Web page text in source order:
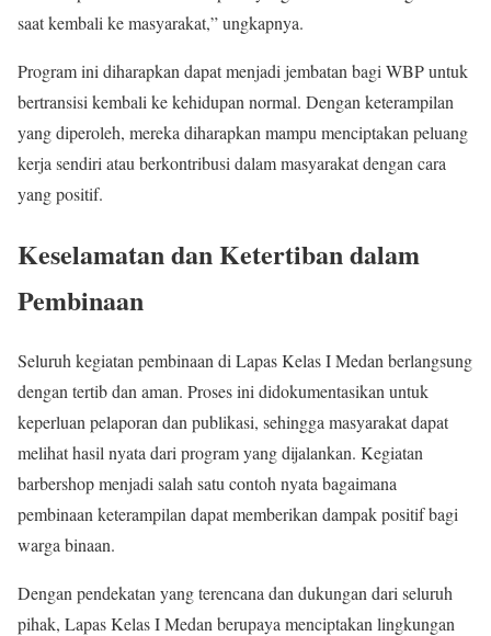
saat kembali ke masyarakat,” ungkapnya.
Program ini diharapkan dapat menjadi jembatan bagi WBP untuk
bertransisi kembali ke kehidupan normal. Dengan keterampilan
yang diperoleh, mereka diharapkan mampu menciptakan peluang
kerja sendiri atau berkontribusi dalam masyarakat dengan cara
yang positif.
Keselamatan dan Ketertiban dalam
Pembinaan
Seluruh kegiatan pembinaan di Lapas Kelas I Medan berlangsung
dengan tertib dan aman. Proses ini didokumentasikan untuk
keperluan pelaporan dan publikasi, sehingga masyarakat dapat
melihat hasil nyata dari program yang dijalankan. Kegiatan
barbershop menjadi salah satu contoh nyata bagaimana
pembinaan keterampilan dapat memberikan dampak positif bagi
warga binaan.
Dengan pendekatan yang terencana dan dukungan dari seluruh
pihak, Lapas Kelas I Medan berupaya menciptakan lingkungan